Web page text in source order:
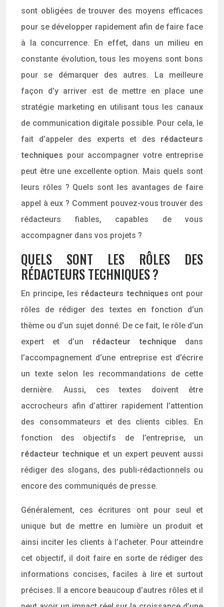
sont obligées de trouver des moyens efficaces
pour se développer rapidement afin de faire face
à la concurrence. En effet, dans un milieu en
constante évolution, tous les moyens sont bons
pour se démarquer des autres. La meilleure
façon d’y arriver est de mettre en place une
stratégie marketing en utilisant tous les canaux
de communication digitale possible. Pour cela, le
fait d’appeler des experts et des rédacteurs
techniques pour accompagner votre entreprise
peut être une excellente option. Mais quels sont
leurs rôles ? Quels sont les avantages de faire
appel à eux ? Comment pouvez-vous trouver des
rédacteurs fiables, capables de vous
accompagner dans vos projets ?
QUELS SONT LES RÔLES DES
RÉDACTEURS TECHNIQUES ?
En principe, les rédacteurs techniques ont pour
rôles de rédiger des textes en fonction d’un
thème ou d’un sujet donné. De ce fait, le rôle d’un
expert et d’un rédacteur technique dans
l’accompagnement d’une entreprise est d’écrire
un texte selon les recommandations de cette
dernière. Aussi, ces textes doivent être
accrocheurs afin d’attirer rapidement l’attention
des consommateurs et des clients cibles. En
fonction des objectifs de l’entreprise, un
rédacteur technique et un expert peuvent aussi
rédiger des slogans, des publi-rédactionnels ou
encore des communiqués de presse.
Généralement, ces écritures ont pour seul et
unique but de mettre en lumière un produit et
ainsi inciter les clients à l’acheter. Pour atteindre
cet objectif, il doit faire en sorte de rédiger des
informations concises, faciles à lire et surtout
précises. Il a encore beaucoup d’autres rôles et il